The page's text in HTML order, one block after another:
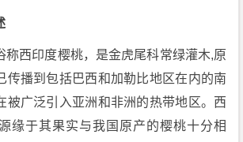
称西印度樱桃，是金虎尾科常绿灌木,原
传播到包括巴西和加勒比地区在内的南
被广泛引入亚洲和非洲的热带地区。西
缘于其果实与我国原产的樱桃十分相